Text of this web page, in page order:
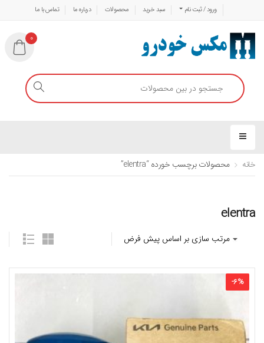
ورود / ثبت نام سبد خرید محصولات درباره ما تماس با ما
0
خانه محصولات برچسب خورده “elentra”
elentra
-6%